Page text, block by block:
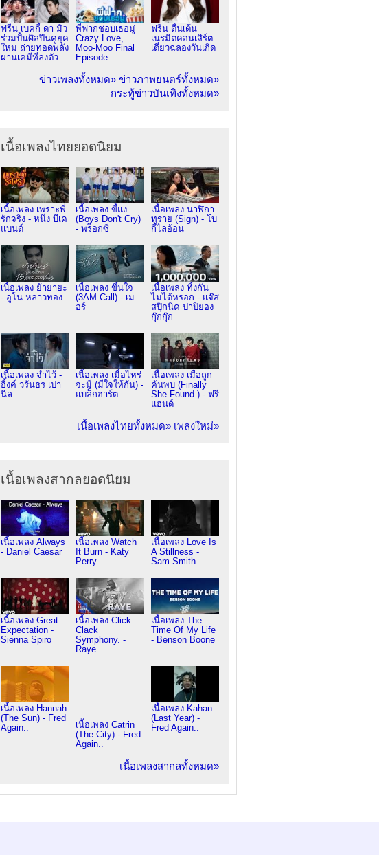
ฟรีน เบคกี้ ดา มิว
ร่วมปั้นศิลปินคู่ยุค
ใหม่ ถ่ายทอดพลัง
ผ่านเคมีที่ลงตัว
พี่ฟากชอบเธอมู่
Crazy Love,
Moo-Moo Final
Episode
ฟรีน ตื่นเต้น
เนรมิตคอนเสิร์ต
เดี่ยวฉลองวันเกิด
ข่าวเพลงทั้งหมด» ข่าวภาพยนตร์ทั้งหมด»
กระทู้ข่าวบันเทิงทั้งหมด»
เนื้อเพลงไทยยอดนิยม
เนื้อเพลง เพราะพี่
รักจริง - หนึ่ง บีเค
แบนด์
เนื้อเพลง ขี้แง
(Boys Don't Cry)
- พร็อกซี
เนื้อเพลง นาฬิกา
ทราย (Sign) - โบ
กี้ไลอ้อน
เนื้อเพลง ย้าย่ายะ
- อูโน่ หลาวทอง
เนื้อเพลง ขึ้นใจ
(3AM Call) - เม
อร์
เนื้อเพลง ทิ้งกัน
ไม่ได้หรอก - แจ๊ส
สปุ๊กนิค ปาปิยอง
กุ๊กกุ๊ก
เนื้อเพลง จำไว้ -
อิ้งค์ วรันธร เปา
นิล
เนื้อเพลง เมื่อไหร่
จะมี (มีใจให้กัน) -
แบล็กฮาร์ต
เนื้อเพลง เมื่อถูก
ค้นพบ (Finally
She Found.) - ฟรี
แฮนด์
เนื้อเพลงไทยทั้งหมด» เพลงใหม่»
เนื้อเพลงสากลยอดนิยม
เนื้อเพลง Always
- Daniel Caesar
เนื้อเพลง Watch
It Burn - Katy
Perry
เนื้อเพลง Love Is
A Stillness -
Sam Smith
เนื้อเพลง Great
Expectation -
Sienna Spiro
เนื้อเพลง Click
Clack
Symphony. -
Raye
เนื้อเพลง The
Time Of My Life
- Benson Boone
เนื้อเพลง Hannah
(The Sun) - Fred
Again..
เนื้อเพลง Catrin
(The City) - Fred
Again..
เนื้อเพลง Kahan
(Last Year) -
Fred Again..
เนื้อเพลงสากลทั้งหมด»